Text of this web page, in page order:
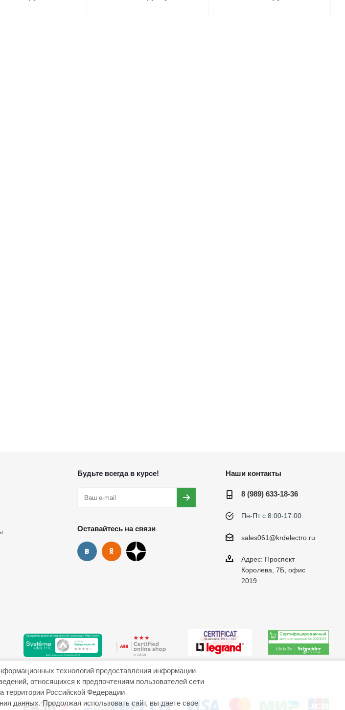
Будьте всегда в курсе!
Оставайтесь на связи
Наши контакты
8 (989) 633-18-36
Пн-Пт с 8:00-17:00
sales061@krdelectro.ru
Адрес: Проспект
Королева, 7Б, офис
2019
технологий предоставления информации
относящихся к предпочтениям пользователей сети
территории Российской Федерации
данных. Продолжая использовать сайт, вы даете свое